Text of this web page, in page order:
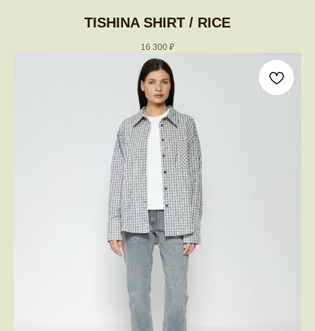
TISHINA SHIRT / RICE
16 300 ₽